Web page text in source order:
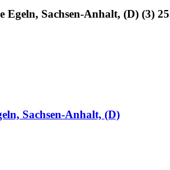
Sachsen-Anhalt, (D) (3)
Sachsen-Anhalt, (D)